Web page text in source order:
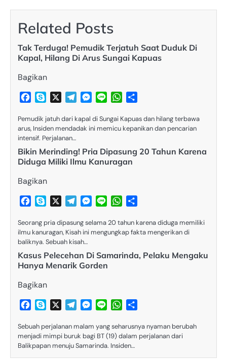
Related Posts
Tak Terduga! Pemudik Terjatuh Saat Duduk Di
Kapal, Hilang Di Arus Sungai Kapuas
Bagikan
Facebook
Skype TelegramMessenger
Line WhatsApp
Pemudik jatuh dari kapal di Sungai Kapuas dan hilang terbawa
arus, Insiden mendadak ini memicu kepanikan dan pencarian
intensif. Perjalanan…
Bikin Merinding! Pria Dipasung 20 Tahun Karena
Diduga Miliki Ilmu Kanuragan
Bagikan
Facebook
Skype TelegramMessenger
Line WhatsApp
Seorang pria dipasung selama 20 tahun karena diduga memiliki
ilmu kanuragan, Kisah ini mengungkap fakta mengerikan di
baliknya. Sebuah kisah…
Kasus Pelecehan Di Samarinda, Pelaku Mengaku
Hanya Menarik Gorden
Bagikan
Facebook
Skype TelegramMessenger
Line WhatsApp
Sebuah perjalanan malam yang seharusnya nyaman berubah
menjadi mimpi buruk bagi BT (19) dalam perjalanan dari
Balikpapan menuju Samarinda. Insiden…